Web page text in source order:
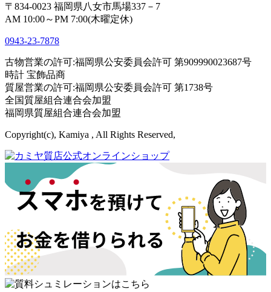
〒834-0023 福岡県八女市馬場337－7
AM 10:00～PM 7:00(木曜定休)
0943-23-7878
古物営業の許可:福岡県公安委員会許可 第909990023687号
時計 宝飾品商
質屋営業の許可:福岡県公安委員会許可 第1738号
全国質屋組合連合会加盟
福岡県質屋組合連合会加盟
Copyright(c), Kamiya , All Rights Reserved,